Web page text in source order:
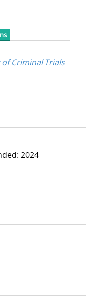
Criminal Trials
2024